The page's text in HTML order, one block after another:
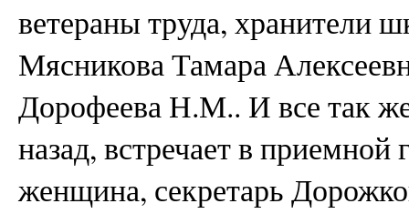
ветераны труда, хранители
Мясникова Тамара
Дорофеева Н.М.. И все так
назад, встречает в
женщина, секретарь